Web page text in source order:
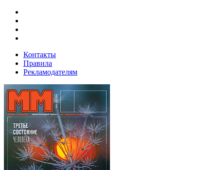
Контакты
Правила
Рекламодателям